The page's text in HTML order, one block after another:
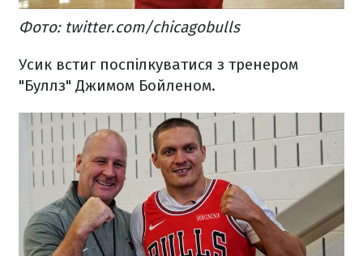
Фото: twitter.com/chicagobulls
Усик встиг поспілкуватися з тренером
"Буллз" Джимом Бойленом.